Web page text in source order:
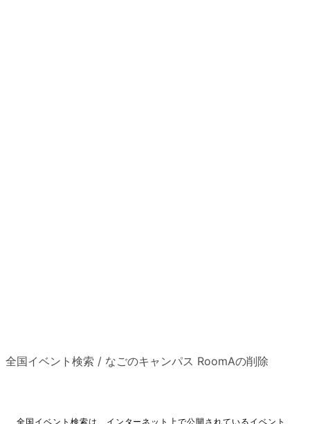
全国イベント検索 / なごのキャンパス RoomAの削除
全国イベント検索は、インターネット上で公開されているイベント